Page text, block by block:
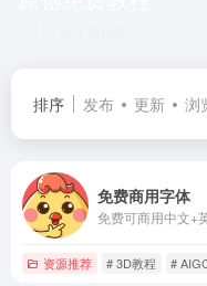
排序 发布 更新 浏
免费商用字体
免费可商用中文+
资源推荐 # 3D教程 #